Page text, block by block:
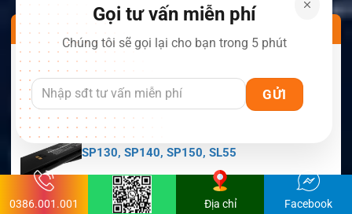
SẢN PHẨM NỔI BẬT
Pin CS-UPX500TW.5 Cho Maxon Comm-
Panion CP0150, CP0511, CP0515
Còn hàng
Pin CS-MSP130TW.1 Maxon Cho Bộ Đàm
SP130, SP140, SP150, SL55
Còn hàng
Pin CS-MPX700TW Motorola Cho Bộ Đàm
Gọi tư vấn miễn phí
Chúng tôi sẽ gọi lại cho bạn trong 5 phút
0386.001.001 Địa chỉ Facebook